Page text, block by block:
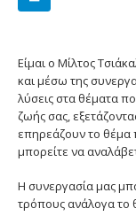
Είμαι ο Μίλτος
και μέσω της
λύσεις στα θέματα
ζωής σας,
επηρεάζουν το θέμα
μπορείτε να
Η συνεργασία μας
τρόπους ανάλογα